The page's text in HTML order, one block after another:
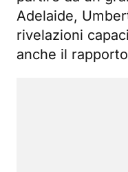
Adelaide,
rivelazioni
anche il